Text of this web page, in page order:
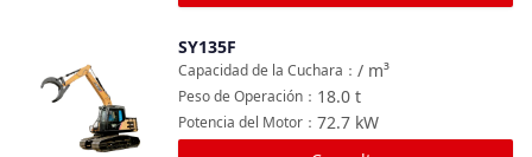
SY135F
/ m³
Capacidad de la Cuchara ：
18.0 t
Peso de Operación ：
72.7 kW
Potencia del Motor ：